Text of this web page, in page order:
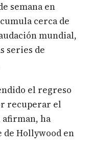
semana en
cerca de
mundial,
series de
el regreso
recuperar el
ha
de Hollywood en